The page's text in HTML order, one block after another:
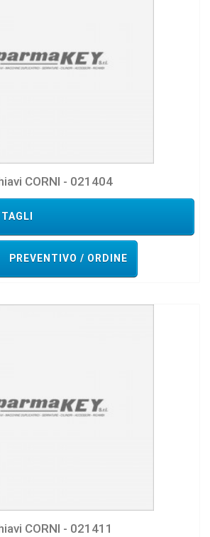
CORNI - 021404
PREVENTIVO / ORDINE
CORNI - 021411